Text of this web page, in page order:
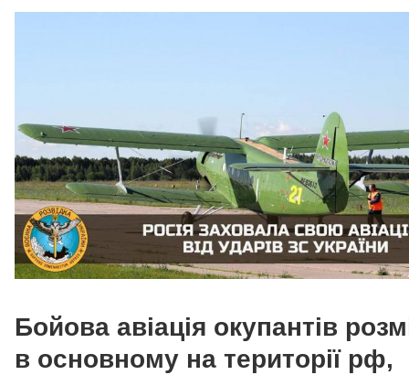
Бойова авіація окупантів
в основному на території рф,